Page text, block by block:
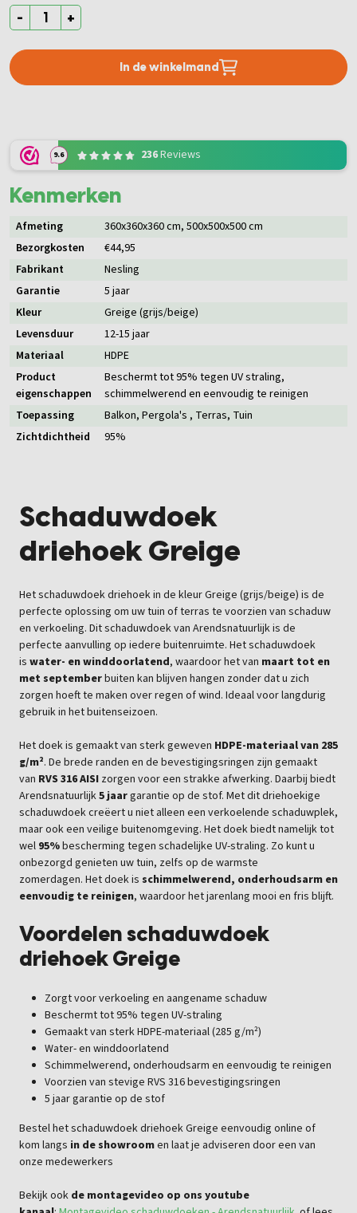
- +
In de winkelmand
Schaduwdoek
driehoek Greige
Het schaduwdoek driehoek in de kleur Greige (grijs/beige) is de
perfecte oplossing om uw tuin of terras te voorzien van schaduw
en verkoeling. Dit schaduwdoek van Arendsnatuurlijk is de
perfecte aanvulling op iedere buitenruimte. Het schaduwdoek
is water- en winddoorlatend, waardoor het van maart tot en
met septemberbuiten kan blijven hangen zonder dat u zich
zorgen hoeft te maken over regen of wind. Ideaal voor langdurig
gebruik in het buitenseizoen.
Het doek is gemaakt van sterk geweven HDPE-materiaal van 285
g/m². De brede randen en de bevestigingsringen zijn gemaakt
van RVS 316 AISI zorgen voor een strakke afwerking. Daarbij biedt
Arendsnatuurlijk5 jaargarantie op de stof. Met dit driehoekige
schaduwdoek creëert u niet alleen een verkoelende schaduwplek,
maar ook een veilige buitenomgeving. Het doek biedt namelijk tot
wel 95%bescherming tegen schadelijke UV-straling. Zo kunt u
onbezorgd genieten uw tuin, zelfs op de warmste
zomerdagen. Het doek is schimmelwerend, onderhoudsarm en
eenvoudig te reinigen, waardoor het jarenlang mooi en fris blijft.
Voordelen schaduwdoek
driehoek Greige
Zorgt voor verkoeling en aangename schaduw
Beschermt tot 95% tegen UV-straling
Gemaakt van sterk HDPE-materiaal (285 g/m²)
Water- en winddoorlatend
Schimmelwerend, onderhoudsarm en eenvoudig te reinigen
Voorzien van stevige RVS 316 bevestigingsringen
5 jaar garantie op de stof
Bestel het schaduwdoek driehoek Greige eenvoudig online of
kom langs in de showroomen laat je adviseren door een van
onze medewerkers
Bekijk ook de montagevideo op ons youtube
9.6 236Reviews
Kenmerken
Afmeting 360x360x360 cm, 500x500x500 cm
Bezorgkosten
€44,95
Fabrikant
Nesling
Garantie
5 jaar
Kleur
Greige (grijs/beige)
Levensduur
12-15 jaar
Materiaal
HDPE
Product
eigenschappen
Beschermt tot 95% tegen UV straling,
schimmelwerend en eenvoudig te reinigen
Toepassing
Balkon, Pergola's , Terras, Tuin
Zichtdichtheid
95%